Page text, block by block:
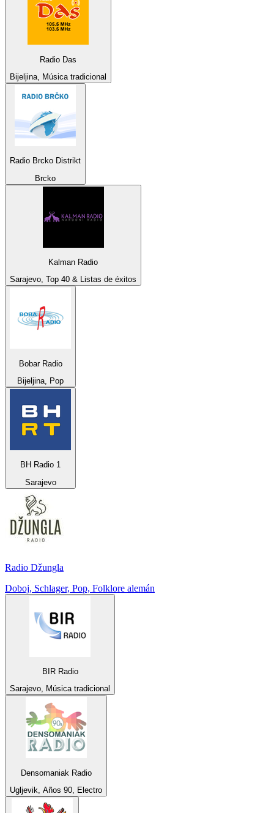
Radio Das
Bijeljina, Música tradicional
Radio Brcko Distrikt
Brcko
Kalman Radio
Sarajevo, Top 40 & Listas de éxitos
Bobar Radio
Bijeljina, Pop
BH Radio 1
Sarajevo
Radio Džungla
Doboj, Schlager, Pop, Folklore alemán
BIR Radio
Sarajevo, Música tradicional
Densomaniak Radio
Ugljevik, Años 90, Electro